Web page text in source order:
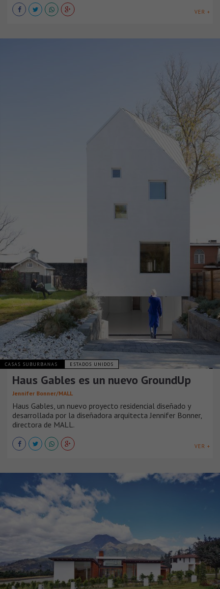
VER +
CASAS SUBURBANAS ESTADOS UNIDOS
Haus Gables es un nuevo GroundUp
Jennifer Bonner/MALL
Haus Gables, un nuevo proyecto residencial diseñado y
desarrollada por la diseñadora arquitecta Jennifer Bonner,
directora de MALL.
VER +